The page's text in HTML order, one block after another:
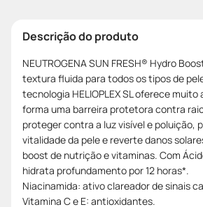
Descrição do produto
NEUTROGENA SUN FRESH® Hydro
textura fluida para todos os tipos de
tecnologia HELIOPLEX SL oferece
forma uma barreira protetora contra
proteger contra a luz visível e poluição,
vitalidade da pele e reverte danos
boost de nutrição e vitaminas. Com
hidrata profundamento por 12 horas*.
Niacinamida: ativo clareador de sinais
Vitamina C e E: antioxidantes.